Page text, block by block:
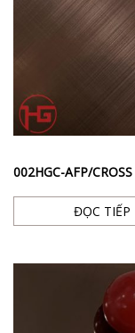
ĐỌC TIẾP